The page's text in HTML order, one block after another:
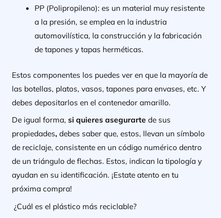
PP (Polipropileno): es un material muy resistente
a la presión, se emplea en la industria
automovilística, la construcción y la fabricación
de tapones y tapas herméticas.
Estos componentes los puedes ver en que la mayoría de
las botellas, platos, vasos, tapones para envases, etc. Y
debes depositarlos en el contenedor amarillo.
De igual forma, si quieres asegurarte de sus
propiedades, debes saber que, estos, llevan un símbolo
de reciclaje, consistente en un código numérico dentro
de un triángulo de flechas. Estos, indican la tipología y
ayudan en su identificación. ¡Estate atento en tu
próxima compra!
¿Cuál es el plástico más reciclable?